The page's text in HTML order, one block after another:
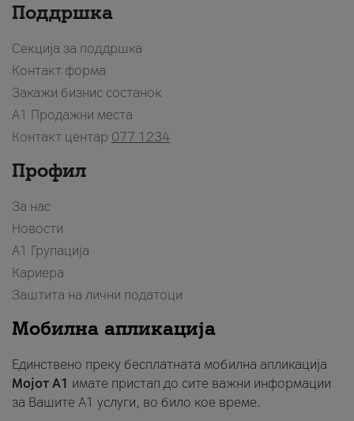
Поддршка
Секција за поддршка
Контакт форма
Закажи бизнис состанок
A1 Продажни места
Контакт центар 077 1234
Профил
За нас
Новости
А1 Групација
Кариера
Заштита на лични податоци
Мобилна апликација
Единствено преку бесплатната мобилна апликација
Мојот A1 имате пристап до сите важни информации
за Вашите A1 услуги, во било кое време.